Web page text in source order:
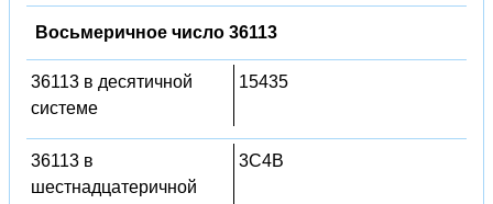
Восьмеричное число 36113
36113 в десятичной
системе
15435
36113 в
шестнадцатеричной
3C4B